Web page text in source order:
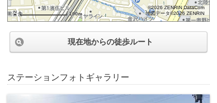
100m
©2026 ZENRIN DataCom
地図データ©2026 ZENRIN
現在地からの徒歩ルート
ステーションフォトギャラリー